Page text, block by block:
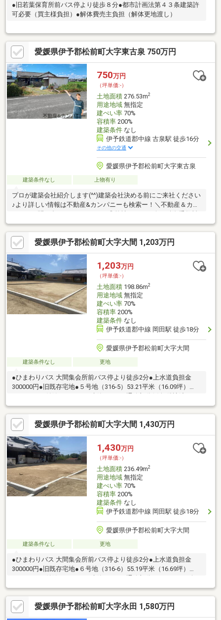
●旧若葉保育所前バス停より徒歩８分●都市計画法第４３条建築許
可必要（買主様負担）●解体費売主負担（解体更地渡し）
愛媛県伊予郡松前町大字東古泉 750万円
750万円
（坪単価:-）
土地面積276.53m2
用途地域無指定
建ぺい率70%
容積率200%
建築条件なし
伊予鉄道郡中線 古泉駅 徒歩16分
その他の交通
愛媛県伊予郡松前町大字東古泉
建築条件なし 上物有り
プロが建築会社紹介します(^^)建築会社決める前にご来社ください
♪より詳しい情報は不動産&カンパニーも検索ー！＼不動産＆カン
が半額になる銀行有！◎簡易ホームインスペクションします！◎
追加工事の提案と価格に自信があります！◎金額的に最小限で済
む買い方教えます！◎他社掲載の物件も含んでご案内ツアー可
能！物件を比較できます！◎楽しい！ってよく言われます(^^)/弊
社のHPにも書ききれない情報公開しておりますので、詳しくはそ
ちらもご覧ください
愛媛県伊予郡松前町大字大間 1,203万円
1,203万円
（坪単価:-）
土地面積198.86m2
用途地域無指定
建ぺい率70%
容積率200%
建築条件なし
伊予鉄道郡中線 岡田駅 徒歩18分
愛媛県伊予郡松前町大字大間
建築条件なし 更地
●ひまわりバス 大間集会所前バス停より徒歩2分●上水道負担金
300000円●旧既存宅地●５号地（316-5）53.21平米（16.09坪）
す。
愛媛県伊予郡松前町大字大間 1,430万円
1,430万円
（坪単価:-）
土地面積236.49m2
用途地域無指定
建ぺい率70%
容積率200%
建築条件なし
伊予鉄道郡中線 岡田駅 徒歩18分
愛媛県伊予郡松前町大字大間
建築条件なし 更地
●ひまわりバス 大間集会所前バス停より徒歩2分●上水道負担金
300000円●旧既存宅地●６号地（316-6）55.19平米（16.69坪）
償譲渡です。
愛媛県伊予郡松前町大字永田 1,580万円